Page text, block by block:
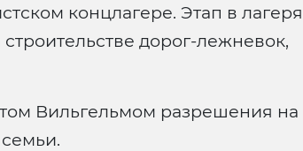
концлагере. Этап в лагеря
дорог-лежневок,
Вильгельмом разрешения на